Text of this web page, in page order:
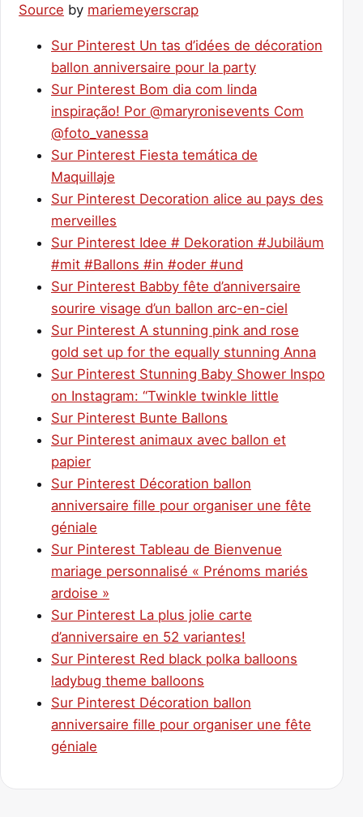
Source by mariemeyerscrap
Sur Pinterest Un tas d’idées de décoration
ballon anniversaire pour la party
Sur Pinterest Bom dia com linda
inspiração! Por @maryronisevents Com
@foto_vanessa
Sur Pinterest Fiesta temática de
Maquillaje
Sur Pinterest Decoration alice au pays des
merveilles
Sur Pinterest Idee # Dekoration #Jubiläum
#mit #Ballons #in #oder #und
Sur Pinterest Babby fête d’anniversaire
sourire visage d’un ballon arc-en-ciel
Sur Pinterest A stunning pink and rose
gold set up for the equally stunning Anna
Sur Pinterest Stunning Baby Shower Inspo
on Instagram: “Twinkle twinkle little
Sur Pinterest Bunte Ballons
Sur Pinterest animaux avec ballon et
papier
Sur Pinterest Décoration ballon
anniversaire fille pour organiser une fête
géniale
Sur Pinterest Tableau de Bienvenue
mariage personnalisé « Prénoms mariés
ardoise »
Sur Pinterest La plus jolie carte
d’anniversaire en 52 variantes!
Sur Pinterest Red black polka balloons
ladybug theme balloons
Sur Pinterest Décoration ballon
anniversaire fille pour organiser une fête
géniale